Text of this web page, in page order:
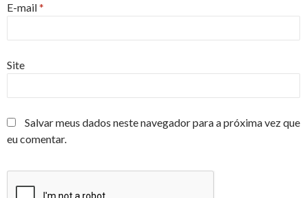
E-mail*
Site
Salvar meus dados neste navegador para a próxima vez que
eu comentar.